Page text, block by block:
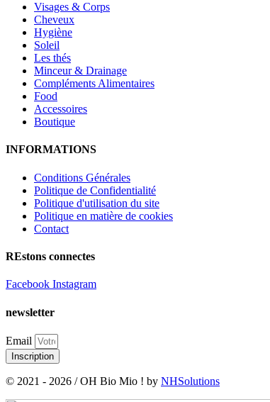
Visages & Corps
Cheveux
Hygiène
Soleil
Les thés
Minceur & Drainage
Compléments Alimentaires
Food
Accessoires
Boutique
INFORMATIONS
Conditions Générales
Politique de Confidentialité
Politique d'utilisation du site
Politique en matière de cookies
Contact
REstons connectes
Facebook Instagram
newsletter
Email
Inscription
© 2021 - 2026 / OH Bio Mio ! by NHSolutions